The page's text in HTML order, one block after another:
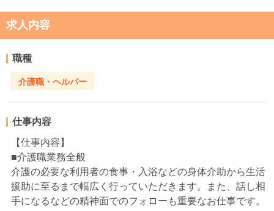
求人内容
職種
介護職・ヘルパー
仕事内容
【仕事内容】
■介護職業務全般
介護の必要な利用者の食事・入浴などの身体介助から生活
援助に至るまで幅広く行っていただきます。また、話し相
手になるなどの精神面でのフォローも重要なお仕事です。